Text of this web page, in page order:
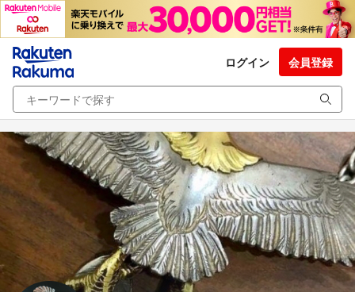
ログイン 会員登録